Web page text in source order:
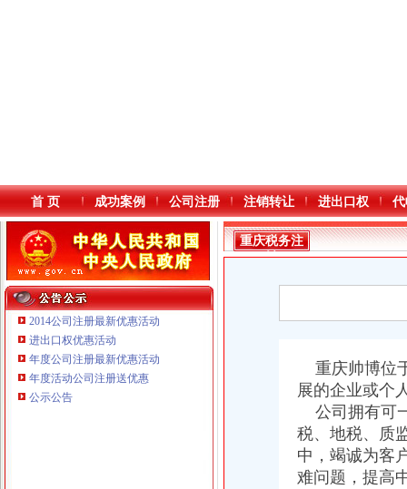
本站导航
首 页 成功案例 公司注册 注销转让 进出口权
2014公司注册最新优惠活动
进出口权优惠活动
年度公司注册最新优惠活动
年度活动公司注册送优惠
公示公告
重庆税务注
销
重庆帅博位
展的企业或个
公司拥有可
税、地税、质
中，竭诚为客
难问题，提高